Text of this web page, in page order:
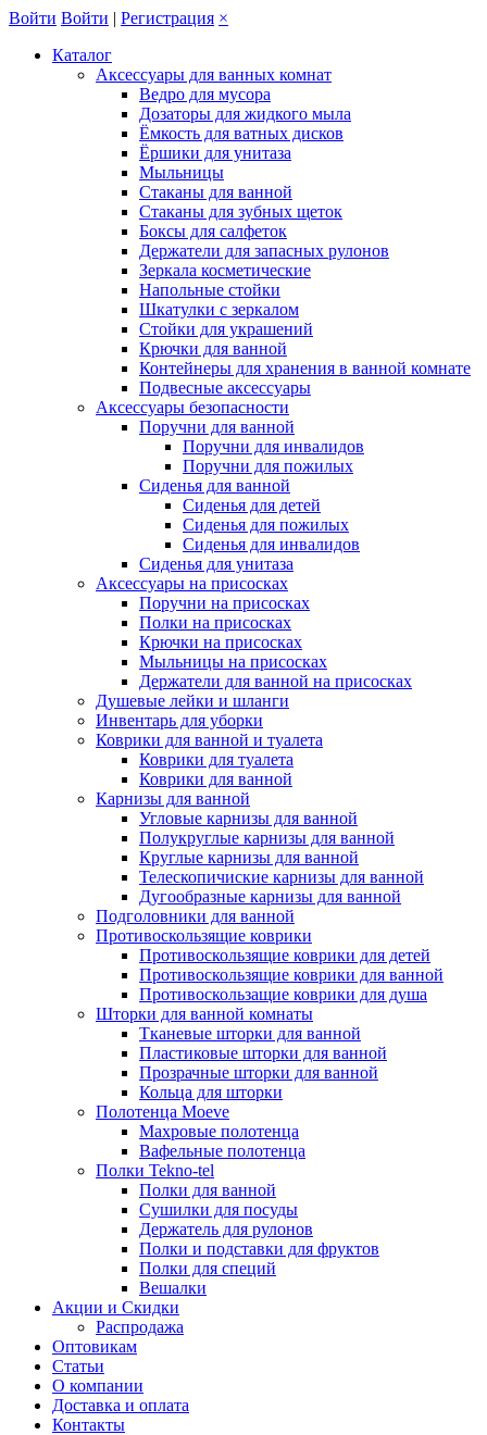
Войти Войти | Регистрация ×
Каталог
Аксессуары для ванных комнат
Ведро для мусора
Дозаторы для жидкого мыла
Ёмкость для ватных дисков
Ёршики для унитаза
Мыльницы
Стаканы для ванной
Стаканы для зубных щеток
Боксы для салфеток
Держатели для запасных рулонов
Зеркала косметические
Напольные стойки
Шкатулки с зеркалом
Стойки для украшений
Крючки для ванной
Контейнеры для хранения в ванной комнате
Подвесные аксессуары
Аксессуары безопасности
Поручни для ванной
Поручни для инвалидов
Поручни для пожилых
Сиденья для ванной
Сиденья для детей
Сиденья для пожилых
Сиденья для инвалидов
Сиденья для унитаза
Аксессуары на присосках
Поручни на присосках
Полки на присосках
Крючки на присосках
Мыльницы на присосках
Держатели для ванной на присосках
Душевые лейки и шланги
Инвентарь для уборки
Коврики для ванной и туалета
Коврики для туалета
Коврики для ванной
Карнизы для ванной
Угловые карнизы для ванной
Полукруглые карнизы для ванной
Круглые карнизы для ванной
Телескопичиские карнизы для ванной
Дугообразные карнизы для ванной
Подголовники для ванной
Противоскользящие коврики
Противоскользящие коврики для детей
Противоскользящие коврики для ванной
Противоскользащие коврики для душа
Шторки для ванной комнаты
Тканевые шторки для ванной
Пластиковые шторки для ванной
Прозрачные шторки для ванной
Кольца для шторки
Полотенца Moeve
Махровые полотенца
Вафельные полотенца
Полки Tekno-tel
Полки для ванной
Сушилки для посуды
Держатель для рулонов
Полки и подставки для фруктов
Полки для специй
Вешалки
Акции и Скидки
Распродажа
Оптовикам
Статьи
О компании
Доставка и оплата
Контакты